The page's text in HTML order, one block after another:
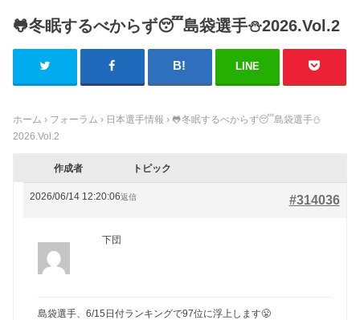
🐸冬眠するべからず😴島袋選手⛄2026.Vol.2
LINE
ホーム › フォーラム › 日本選手情報 › 🐸冬眠するべからず😴島袋選手⛄
2026.Vol.2
作成者 トピック
2026/06/14 12:20:06 #314036
返信
下団
島袋選手、6/15日付ランキングで97位に浮上します😤